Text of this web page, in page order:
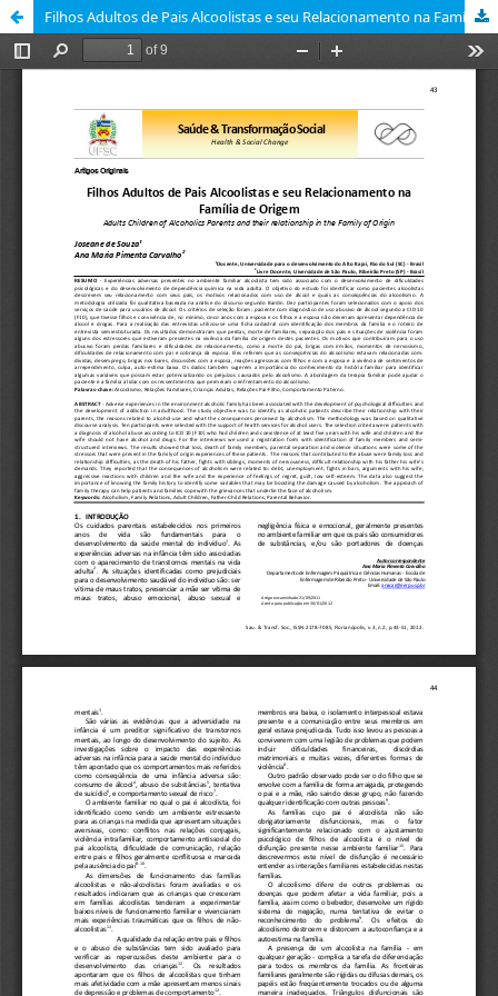
Filhos Adultos de Pais Alcoolistas e seu Relacionamento na Família de Origem [Adults Children of Alcoholics Parents and their relationship in the Family of Origin]